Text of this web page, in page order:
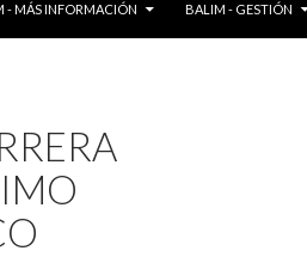
- MÁS INFORMACIÓN
BALIM - GESTIÓN